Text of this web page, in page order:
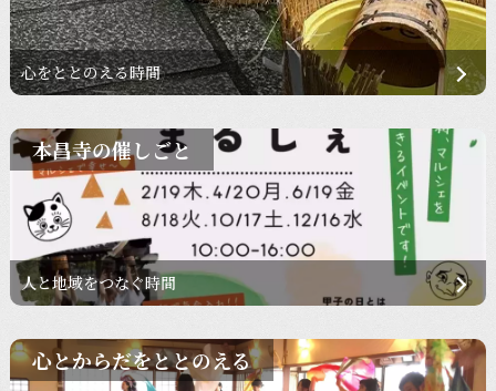
心をととのえる時間
本昌寺の催しごと
人と地域をつなぐ時間
心とからだをととのえる